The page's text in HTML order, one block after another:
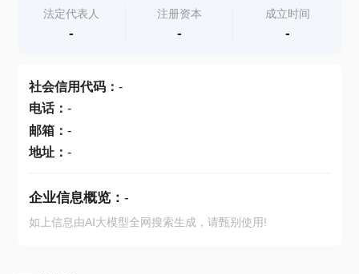
查产地
法定代表人
-
注册资本
-
成立时间
-
社会信用代码： -
电话： -
邮箱： -
地址： -
企业信息概览： -
如上信息由AI大模型全网搜索生成，请甄别使用!